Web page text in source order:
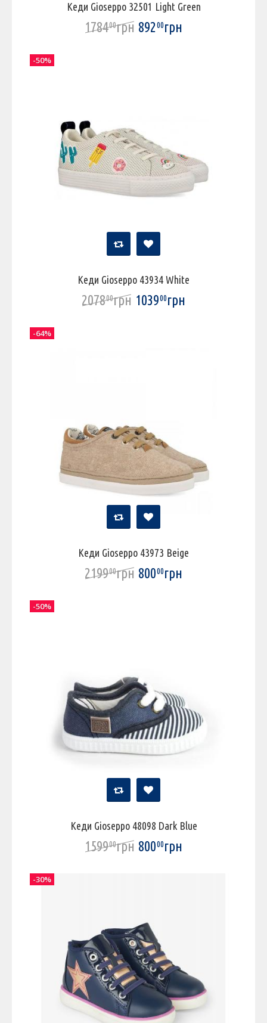
Кеди Gioseppo 32501 Light Green
178400грн 89200грн
Кеди Gioseppo 43934 White
207800грн 103900грн
-50%
Кеди Gioseppo 43973 Beige
219900грн 80000грн
-64%
Кеди Gioseppo 48098 Dark Blue
159900грн 80000грн
-50%
-30%